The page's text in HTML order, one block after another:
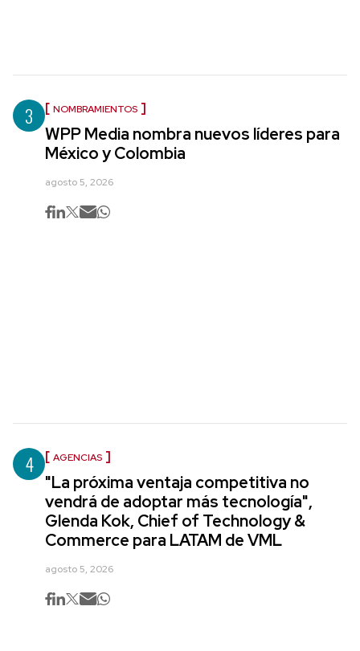
3 NOMBRAMIENTOS
WPP Media nombra nuevos líderes para
México y Colombia
agosto 5, 2026
4 AGENCIAS
"La próxima ventaja competitiva no
vendrá de adoptar más tecnología",
Glenda Kok, Chief of Technology &
Commerce para LATAM de VML
agosto 5, 2026